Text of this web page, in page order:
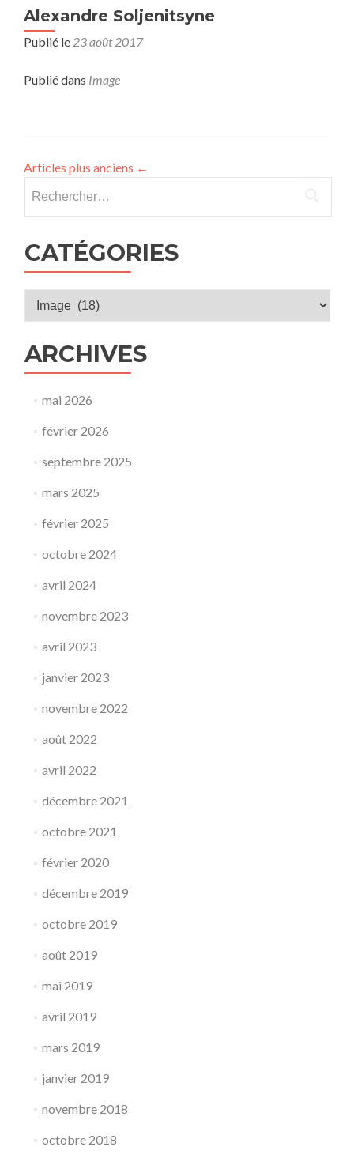
Alexandre Soljenitsyne
Publié le 23 août 2017
Publié dans Image
Articles plus anciens ←
CATÉGORIES
Catégories
ARCHIVES
mai 2026
février 2026
septembre 2025
mars 2025
février 2025
octobre 2024
avril 2024
novembre 2023
avril 2023
janvier 2023
novembre 2022
août 2022
avril 2022
décembre 2021
octobre 2021
février 2020
décembre 2019
octobre 2019
août 2019
mai 2019
avril 2019
mars 2019
janvier 2019
novembre 2018
octobre 2018